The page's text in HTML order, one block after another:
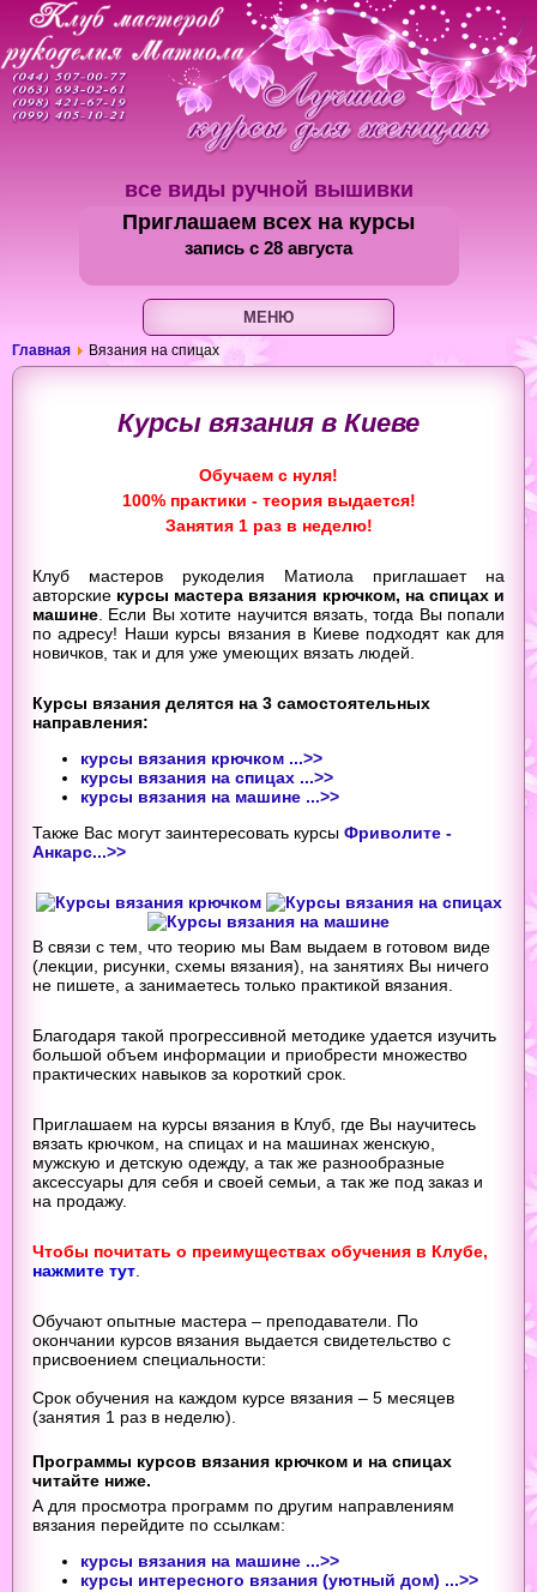
все виды ручной вышивки
Приглашаем всех на курсы
запись с 28 августа
МЕНЮ
Главная Вязания на спицах
Курсы вязания в Киеве
Обучаем с нуля!
100% практики - теория выдается!
Занятия 1 раз в неделю!
Клуб мастеров рукоделия Матиола приглашает на
авторские курсы мастера вязания крючком, на спицах и
машине . Если Вы хотите научится вязать, тогда Вы попали
по адресу! Наши курсы вязания в Киеве подходят как для
новичков, так и для уже умеющих вязать людей.
Курсы вязания делятся на 3 самостоятельных
направления:
курсы вязания крючком ...>>
курсы вязания на спицах ...>>
курсы вязания на машине ...>>
Также Вас могут заинтересовать курсы Фриволите -
Анкарс...>>
В связи с тем, что теорию мы Вам выдаем в готовом виде
(лекции, рисунки, схемы вязания), на занятиях Вы ничего
не пишете, а занимаетесь только практикой вязания.
Благодаря такой прогрессивной методике удается изучить
большой объем информации и приобрести множество
практических навыков за короткий срок.
Приглашаем на курсы вязания в Клуб, где Вы научитесь
вязать крючком, на спицах и на машинах женскую,
мужскую и детскую одежду, а так же разнообразные
аксессуары для себя и своей семьи, а так же под заказ и
на продажу.
Чтобы почитать о преимуществах обучения в Клубе,
нажмите тут
Обучают опытные мастера – преподаватели. По
окончании курсов вязания выдается свидетельство с
присвоением специальности:
Срок обучения на каждом курсе вязания – 5 месяцев
(занятия 1 раз в неделю).
Программы курсов вязания крючком и на спицах
читайте ниже.
А для просмотра программ по другим направлениям
вязания перейдите по ссылкам:
курсы вязания на машине ...>>
курсы интересного вязания (уютный дом) ...>>